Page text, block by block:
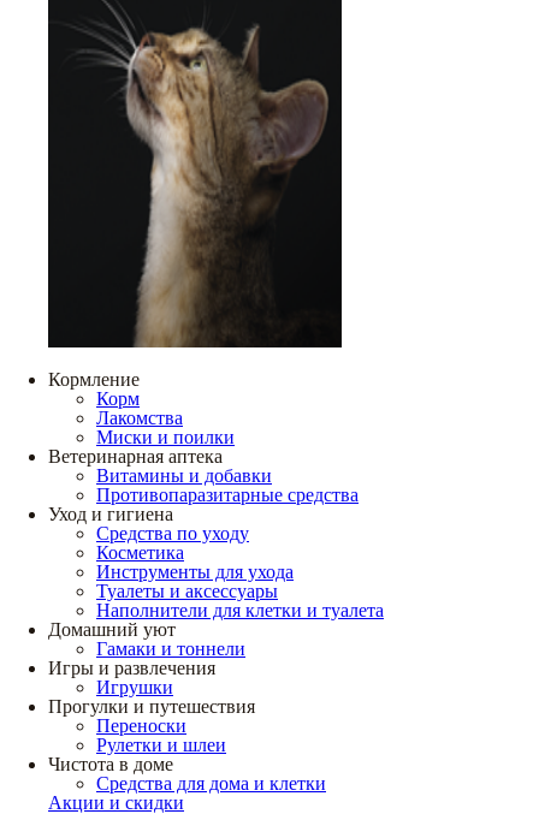
Кормление
Корм
Лакомства
Миски и поилки
Ветеринарная аптека
Витамины и добавки
Противопаразитарные средства
Уход и гигиена
Средства по уходу
Косметика
Инструменты для ухода
Туалеты и аксессуары
Наполнители для клетки и туалета
Домашний уют
Гамаки и тоннели
Игры и развлечения
Игрушки
Прогулки и путешествия
Переноски
Рулетки и шлеи
Чистота в доме
Средства для дома и клетки
Акции и скидки